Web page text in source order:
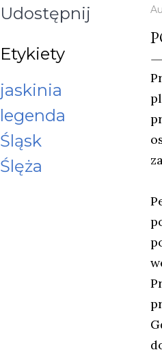
Udostępnij
Etykiety
jaskinia
legenda
Śląsk
Ślęża